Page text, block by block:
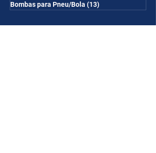
Bombas para Pneu/Bola (13)